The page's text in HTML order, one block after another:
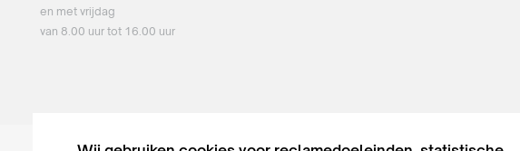
en met vrijdag
van 8.00 uur tot 16.00 uur